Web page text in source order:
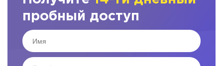
пробный доступ